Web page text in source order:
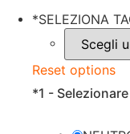
era:
*SELEZIONA
Reset options
*1 -